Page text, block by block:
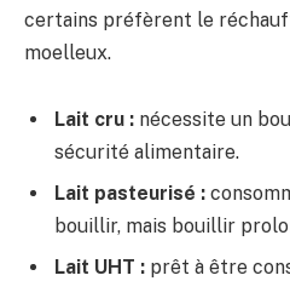
certains préfèrent le
moelleux.
Lait cru : nécessite un
sécurité alimentaire.
Lait pasteurisé :
bouillir, mais bouillir
Lait UHT : prêt à être